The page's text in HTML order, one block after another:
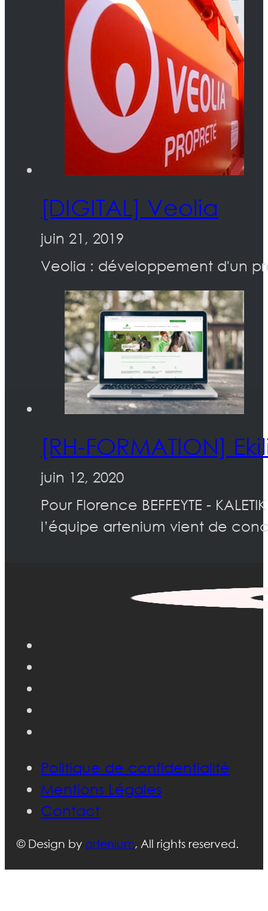
[DIGITAL] Veolia
juin 21, 2019
Veolia : développement d'un
[RH-FORMATION]
juin 12, 2020
Pour Florence BEFFEYTE -
l’équipe artenium vient de
Politique de confidentialité
Mentions Légales
Contact
© Design by artenium, All rights reserved.